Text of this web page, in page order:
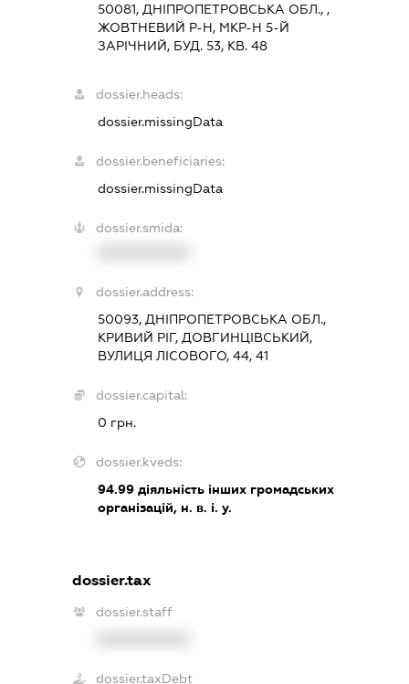
50081, ДНIПРОПЕТРОВСЬКА ОБЛ., ,
ЖОВТНЕВИЙ Р-Н, МКР-Н 5-Й
ЗАРІЧНИЙ, БУД. 53, КВ. 48
dossier.heads:
dossier.missingData
dossier.beneficiaries:
dossier.missingData
dossier.smida:
dossier.address:
50093, ДНІПРОПЕТРОВСЬКА ОБЛ.,
КРИВИЙ РІГ, ДОВГИНЦІВСЬКИЙ,
ВУЛИЦЯ ЛІСОВОГО, 44, 41
dossier.capital:
0 грн.
dossier.kveds:
94.99 діяльність інших громадських
організацій, н. в. і. у.
dossier.tax
dossier.staff
dossier.taxDebt